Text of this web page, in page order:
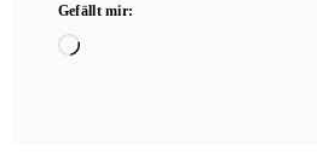
Gefällt mir:
Wird